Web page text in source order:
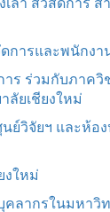
ลา สวัสดิการ
การและพนักงา
ร ร่วมกับภาควิ
ลัยเชียงใหม่
ย์วิจัยฯ และห้อ
งใหม่
ลากรในมหาวิ